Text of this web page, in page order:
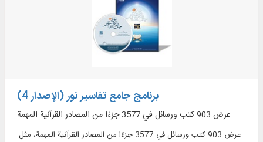
برنامج جامع تفاسير نور (الإصدار 4)
عرض 903 كتب ورسائل في 3577 جزءًا من المصادر القرآنية المهمة
عرض 903 كتب ورسائل في 3577 جزءًا من المصادر القرآنية المهمة، مثل: